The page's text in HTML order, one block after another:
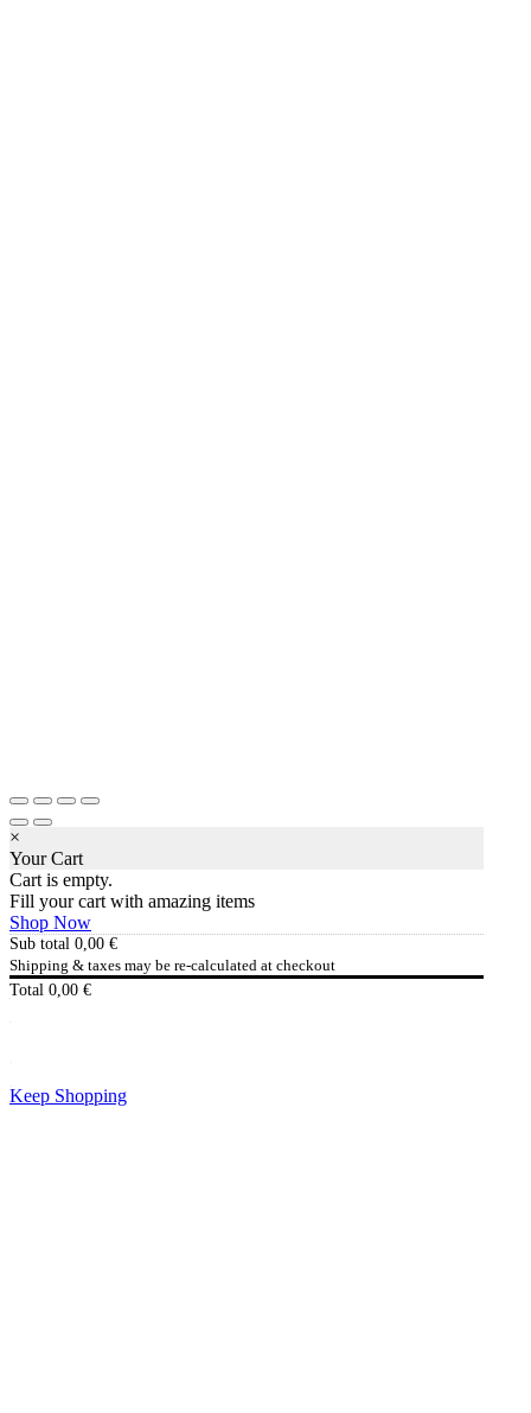
×
Your Cart
Cart is empty.
Fill your cart with amazing items
Shop Now
Sub total 0,00 €
Shipping & taxes may be re-calculated at checkout
Total 0,00 €
Keep Shopping